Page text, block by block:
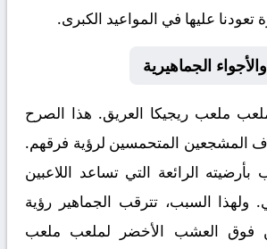
تعودنا عليها في المواعيد الكبرى.
الجماهيرية
ملعب ريجيكا العريق. هذا الصرح
المشجعين المتحمسين لرؤية فرقهم.
الرائعة التي تساعد اللاعبين
ولهذا السبب، تترقب الجماهير رؤية
فوق العشب الأخضر لملعب ملعب